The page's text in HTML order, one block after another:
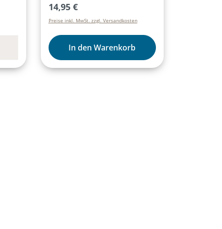
Herzen der Kleinsten.
Regulärer Preis:
14,95 €
Preise inkl. MwSt. zzgl. Versandkosten
In den Warenkorb